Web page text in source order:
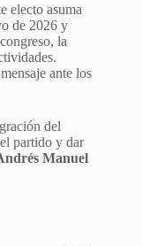
electo asuma
de 2026 y
la
ante los
del
partido y dar
Manuel